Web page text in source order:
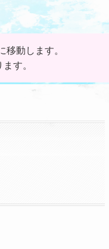
移動します。
す。